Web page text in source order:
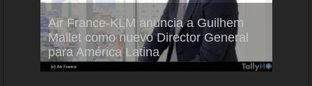
Air France-KLM anuncia a Guilhem
Mallet como nuevo Director General
para América Latina